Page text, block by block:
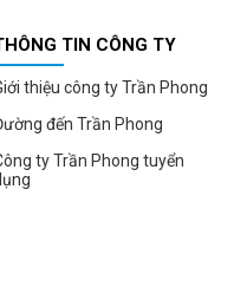
TIN CÔNG TY
thiệu công ty Trần Phong
đến Trần Phong
ty Trần Phong tuyển